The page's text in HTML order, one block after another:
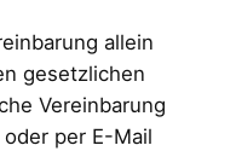
allein
gesetzlichen
Vereinbarung
per E-Mail